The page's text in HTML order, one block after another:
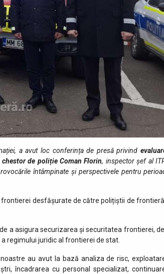
a avut loc conferința de presă privind
chestor de poliție Coman Florin, inspector șef al
întâmpinate și perspectivele pentru
desfășurate de către polițiștii de
a asigura securizarea și securitatea frontierei,
regimului juridic al frontierei de stat.
au avut la bază analiza de risc,
încadrarea cu personal specializat,